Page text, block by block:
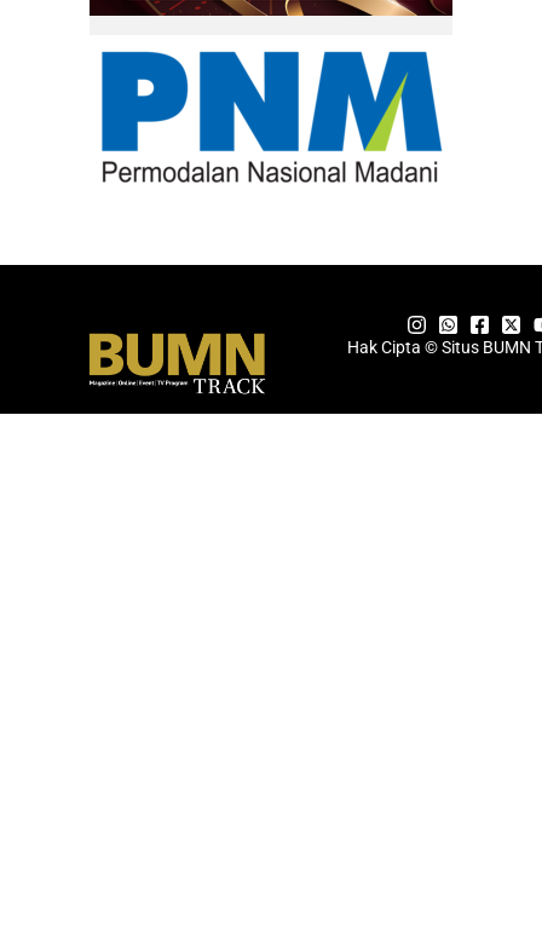
Hak Cipta © Situs BUMN